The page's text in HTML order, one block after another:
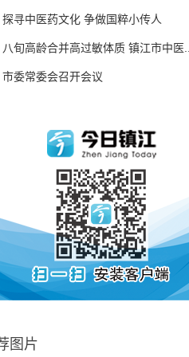
探寻中医药文化 争做国粹小传人
八旬高龄合并高过敏体质 镇江市中医...
市委常委会召开会议
图片